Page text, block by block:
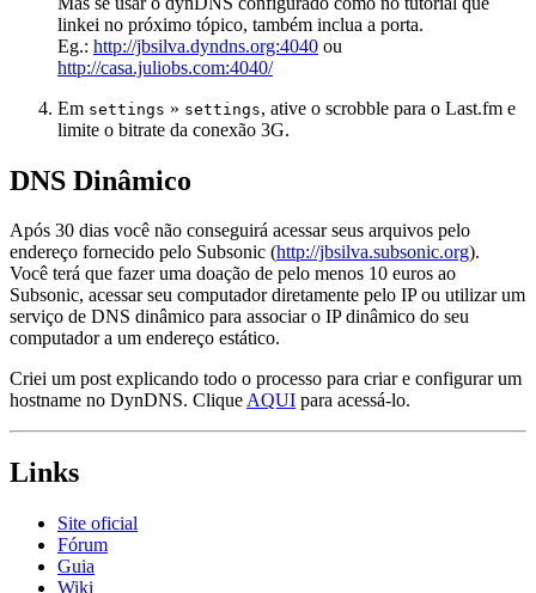
linkei no próximo tópico, também inclua a porta.
Eg.: http://jbsilva.dyndns.org:4040 ou
http://casa.juliobs.com:4040/
Em settings » settings, ative o scrobble para o Last.fm e
limite o bitrate da conexão 3G.
DNS Dinâmico
Após 30 dias você não conseguirá acessar seus arquivos pelo
endereço fornecido pelo Subsonic (http://jbsilva.subsonic.org).
Você terá que fazer uma doação de pelo menos 10 euros ao
Subsonic, acessar seu computador diretamente pelo IP ou utilizar um
serviço de DNS dinâmico para associar o IP dinâmico do seu
computador a um endereço estático.
Criei um post explicando todo o processo para criar e configurar um
hostname no DynDNS. CliqueAQUI para acessá-lo.
Links
Site oficial
Fórum
Guia
Wiki